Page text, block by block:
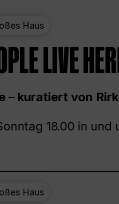
Haus
LIVE
– kuratiert von
18.00 in und
Haus